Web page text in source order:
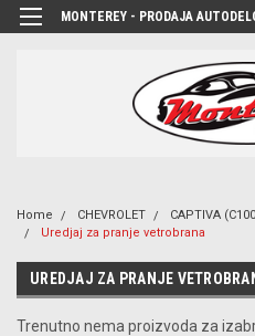
MONTEREY - PRODAJA
Home CHEVROLET
CAPTIVA
Uredjaj za pranje vetrobrana
UREDJAJ ZA PRANJE
Trenutno nema proizvoda za